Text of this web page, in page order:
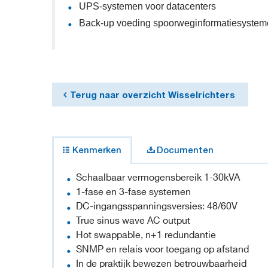
UPS-systemen voor datacenters
Back-up voeding
Terug naar overzicht Wisselrichters
Kenmerken Documenten
Schaalbaar vermogensbereik 1-30kVA
1-fase en 3-fase systemen
DC-ingangsspanningsversies: 48/60V
True sinus wave AC output
Hot swappable, n+1 redundantie
SNMP en relais voor toegang op afstand
In de praktijk bewezen betrouwbaarheid